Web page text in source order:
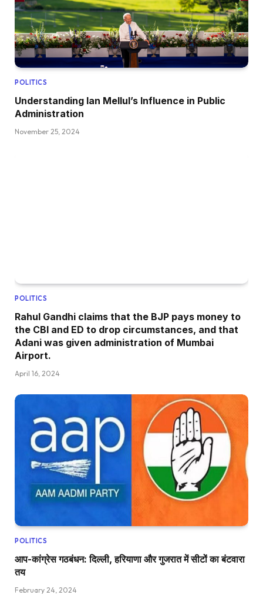
POLITICS
Understanding Ian Mellul’s Influence in Public
Administration
November 25, 2024
POLITICS
Rahul Gandhi claims that the BJP pays money to
the CBI and ED to drop circumstances, and that
Adani was given administration of Mumbai
Airport.
April 16, 2024
POLITICS
आप-कांग्रेस गठबंधन: दिल्ली, हरियाणा और गुजरात में सीटों का बंटवारा
तय
February 24, 2024